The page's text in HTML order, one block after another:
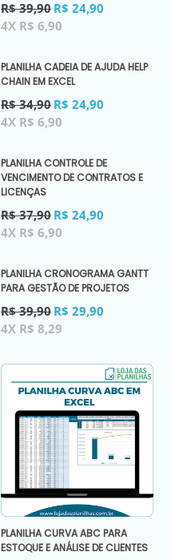
Preço
normal
R$ 39,90 R$ 24,90
4X R$ 6,90
PLANILHA CADEIA DE AJUDA HELP
CHAIN EM EXCEL
Preço
normal
R$ 34,90 R$ 24,90
4X R$ 6,90
PLANILHA CONTROLE DE
VENCIMENTO DE CONTRATOS E
LICENÇAS
Preço
normal
R$ 37,90 R$ 24,90
4X R$ 6,90
PLANILHA CRONOGRAMA GANTT
PARA GESTÃO DE PROJETOS
Preço
normal
R$ 39,90 R$ 29,90
4X R$ 8,29
PLANILHA CURVA ABC PARA
ESTOQUE E ANÁLISE DE CLIENTES